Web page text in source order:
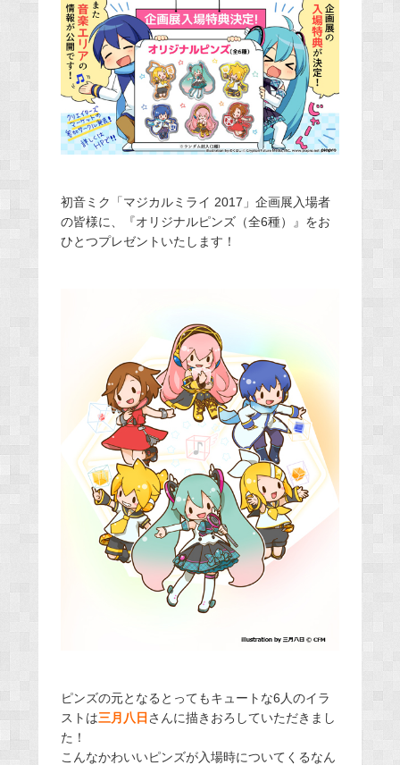
初音ミク「マジカルミライ 2017」企画展入場者
の皆様に、『オリジナルピンズ（全6種）』をお
ひとつプレゼントいたします！
ピンズの元となるとってもキュートな6人のイラ
ストは三月八日 さんに描きおろしていただきまし
た！
こんなかわいいピンズが入場時についてくるなん